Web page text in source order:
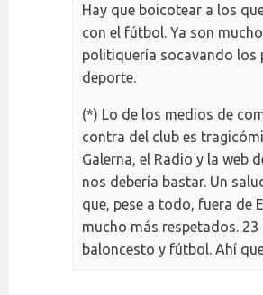
Hay que boicotear a los
con el fútbol. Ya son
politiquería socavando los
deporte.
(*) Lo de los medios de
contra del club es
Galerna, el Radio y la web
nos debería bastar. Un
que, pese a todo, fuera de
mucho más respetados. 23
baloncesto y fútbol. Ahí